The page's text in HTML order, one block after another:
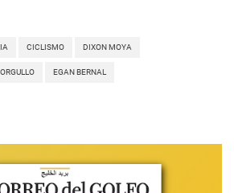
CICLISMO DIXON MOYA
ORGULLO EGAN BERNAL